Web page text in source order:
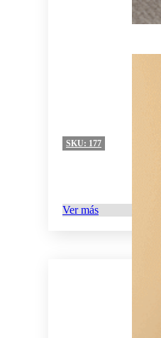
SKU: 177
Ver más